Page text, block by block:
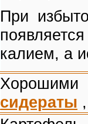
При
калием, а
Хорошими
сидераты ,